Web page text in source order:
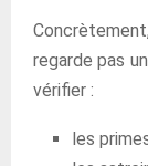
regarde pas
vérifier :
les